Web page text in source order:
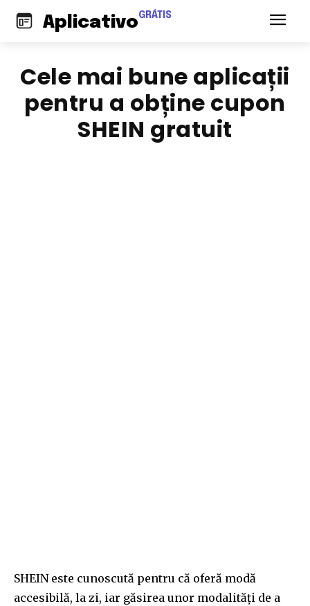
AplicativoGRÁTIS
Cele mai bune aplicații
pentru a obține cupon
SHEIN gratuit
SHEIN este cunoscută pentru că oferă modă
accesibilă, la zi, iar găsirea unor modalități de a